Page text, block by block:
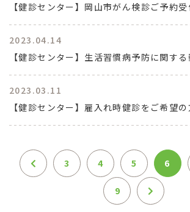
【健診センター】岡山市がん検診ご予約受
2023.04.14
【健診センター】生活習慣病予防に関す
2023.03.11
【健診センター】雇入れ時健診をご希望の
3 4 5 6
9